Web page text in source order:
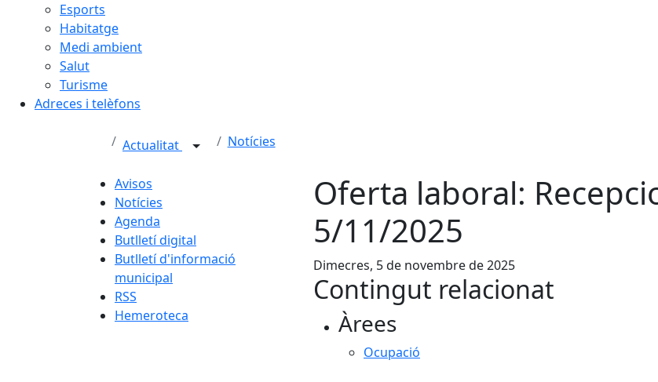
Esports
Habitatge
Medi ambient
Salut
Turisme
Adreces i telèfons
Actualitat Notícies
Avisos
Notícies
Agenda
Butlletí digital
Butlletí d'informació
municipal
RSS
Hemeroteca
Oferta laboral:
5/11/2025
Dimecres, 5 de novembre de 2025
Contingut relacionat
Àrees
Ocupació